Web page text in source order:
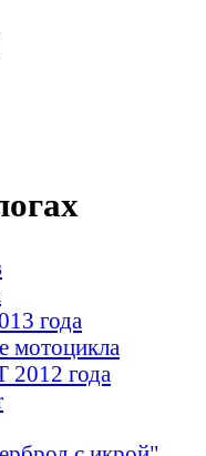
года
мотоцикла
года